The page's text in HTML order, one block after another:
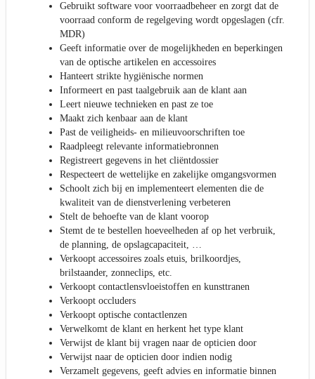
Gebruikt software voor voorraadbeheer en zorgt dat de
voorraad conform de regelgeving wordt opgeslagen (cfr.
MDR)
Geeft informatie over de mogelijkheden en beperkingen
van de optische artikelen en accessoires
Hanteert strikte hygiënische normen
Informeert en past taalgebruik aan de klant aan
Leert nieuwe technieken en past ze toe
Maakt zich kenbaar aan de klant
Past de veiligheids- en milieuvoorschriften toe
Raadpleegt relevante informatiebronnen
Registreert gegevens in het cliëntdossier
Respecteert de wettelijke en zakelijke omgangsvormen
Schoolt zich bij en implementeert elementen die de
kwaliteit van de dienstverlening verbeteren
Stelt de behoefte van de klant voorop
Stemt de te bestellen hoeveelheden af op het verbruik,
de planning, de opslagcapaciteit, …
Verkoopt accessoires zoals etuis, brilkoordjes,
brilstaander, zonneclips, etc.
Verkoopt contactlensvloeistoffen en kunsttranen
Verkoopt occluders
Verkoopt optische contactlenzen
Verwelkomt de klant en herkent het type klant
Verwijst de klant bij vragen naar de opticien door
Verwijst naar de opticien door indien nodig
Verzamelt gegevens, geeft advies en informatie binnen